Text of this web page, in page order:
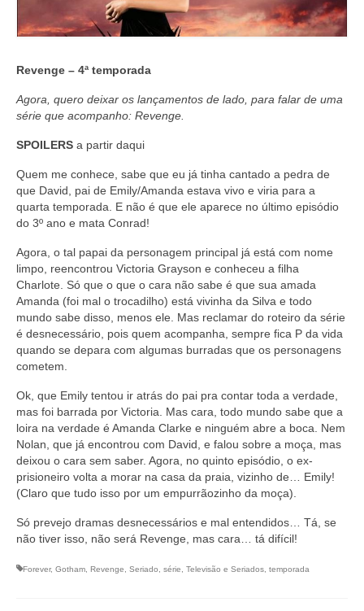
Revenge – 4ª temporada
Agora, quero deixar os lançamentos de lado, para falar de uma
série que acompanho: Revenge.
SPOILERS a partir daqui
Quem me conhece, sabe que eu já tinha cantado a pedra de
que David, pai de Emily/Amanda estava vivo e viria para a
quarta temporada. E não é que ele aparece no último episódio
do 3º ano e mata Conrad!
Agora, o tal papai da personagem principal já está com nome
limpo, reencontrou Victoria Grayson e conheceu a filha
Charlote. Só que o que o cara não sabe é que sua amada
Amanda (foi mal o trocadilho) está vivinha da Silva e todo
mundo sabe disso, menos ele. Mas reclamar do roteiro da série
é desnecessário, pois quem acompanha, sempre fica P da vida
quando se depara com algumas burradas que os personagens
cometem.
Ok, que Emily tentou ir atrás do pai pra contar toda a verdade,
mas foi barrada por Victoria. Mas cara, todo mundo sabe que a
loira na verdade é Amanda Clarke e ninguém abre a boca. Nem
Nolan, que já encontrou com David, e falou sobre a moça, mas
deixou o cara sem saber. Agora, no quinto episódio, o ex-
prisioneiro volta a morar na casa da praia, vizinho de… Emily!
(Claro que tudo isso por um empurrãozinho da moça).
Só prevejo dramas desnecessários e mal entendidos… Tá, se
não tiver isso, não será Revenge, mas cara… tá difícil!
Forever, Gotham, Revenge, Seriado, série, Televisão e Seriados, temporada